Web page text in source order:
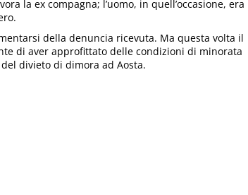
la ex compagna; l’uomo, in quell’occasione, era
della denuncia ricevuta. Ma questa volta il
di aver approfittato delle condizioni di minorata
divieto di dimora ad Aosta.